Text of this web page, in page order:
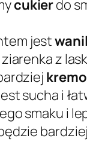
cukierdo
jest
z
sucha i
smaku i